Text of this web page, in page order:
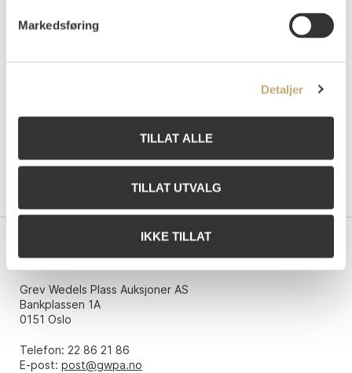
Markedsføring
Detaljer
TILLAT ALLE
TILLAT UTVALG
IKKE TILLAT
TilslagNOK410 000
Kontakt oss
Grev Wedels Plass Auksjoner AS
Bankplassen 1A
0151 Oslo
Telefon: 22 86 21 86
E-post: post@gwpa.no